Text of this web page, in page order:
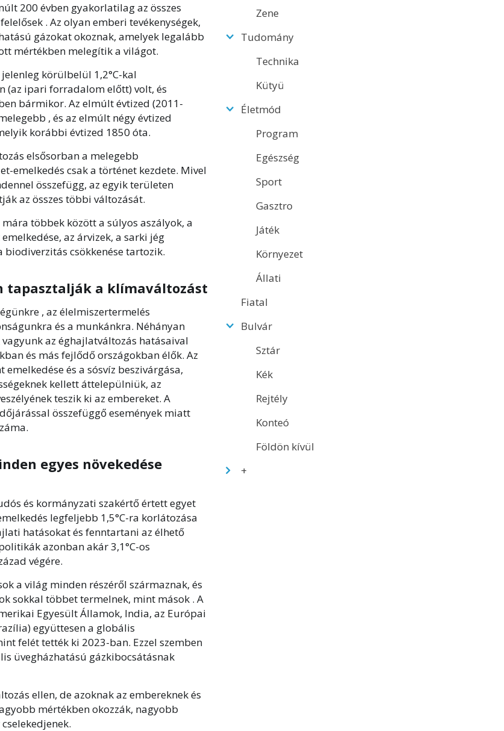
200 évben gyakorlatilag az összes
. Az olyan emberi tevékenységek,
gázokat okoznak, amelyek legalább
mértékben melegítik a világot.
körülbelül 1,2°C-kal
(az ipari forradalom előtt) volt, és
bármikor. Az elmúlt évtized (2011-
, és az elmúlt négy évtized
korábbi évtized 1850 óta.
elsősorban a melegebb
emelkedés csak a történet kezdete. Mivel
összefügg, az egyik területen
az összes többi változását.
többek között a súlyos aszályok, a
az árvizek, a sarki jég
csökkenése tartozik.
tapasztalják a klímaváltozást
, az élelmiszertermelés
és a munkánkra. Néhányan
az éghajlatváltozás hatásaival
és más fejlődő országokban élők. Az
és a sósvíz beszivárgása,
kellett áttelepülniük, az
teszik ki az embereket. A
összefüggő események miatt
egyes növekedése
és kormányzati szakértő értett egyet
legfeljebb 1,5°C-ra korlátozása
hatásokat és fenntartani az élhető
azonban akár 3,1°C-os
végére.
a világ minden részéről származnak, és
sokkal többet termelnek, mint mások . A
Egyesült Államok, India, az Európai
együttesen a globális
felét tették ki 2023-ban. Ezzel szemben
üvegházhatású gázkibocsátásnak
ellen, de azoknak az embereknek és
mértékben okozzák, nagyobb
Zene
Tudomány
Technika
Kütyü
Életmód
Program
Egészség
Sport
Gasztro
Játék
Környezet
Állati
Fiatal
Bulvár
Sztár
Kék
Rejtély
Konteó
Földön kívül
+